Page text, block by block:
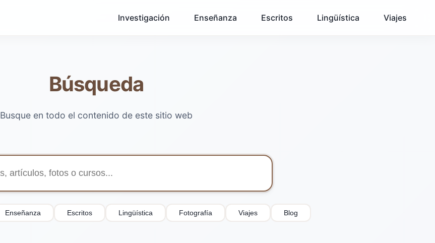
Investigación Enseñanza Escritos Lingüística Viajes
Búsqueda
Busque en todo el contenido de este sitio web
Enseñanza Escritos Lingüística Fotografía Viajes Blog